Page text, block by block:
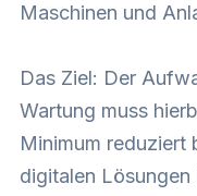
Maschinen und
Das Ziel: Der
Wartung muss
Minimum reduziert
digitalen